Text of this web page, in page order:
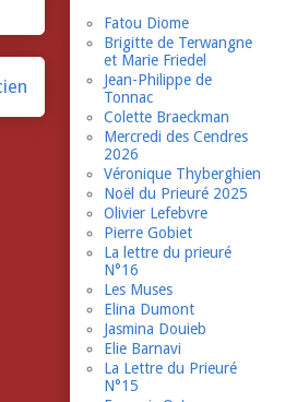
Fatou Diome
Brigitte de Terwangne
et Marie Friedel
Jean-Philippe de
Tonnac
Colette Braeckman
Mercredi des Cendres
2026
Véronique Thyberghien
Noël du Prieuré 2025
Olivier Lefebvre
Pierre Gobiet
La lettre du prieuré
N°16
Les Muses
Elina Dumont
Jasmina Douieb
Elie Barnavi
La Lettre du Prieuré
N°15